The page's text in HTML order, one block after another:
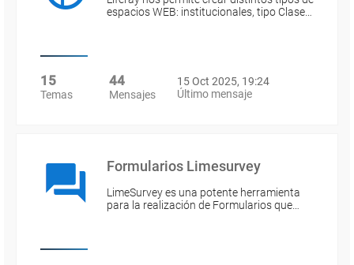
espacios WEB: institucionales, tipo Clase…
15
Temas
44
Mensajes
15 Oct 2025, 19:24
Último mensaje
Formularios Limesurvey
LimeSurvey es una potente herramienta
para la realización de Formularios que…